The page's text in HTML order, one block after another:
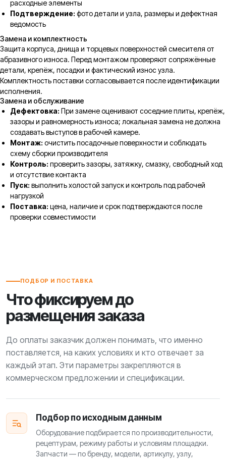
расходные элементы
Подтверждение: фото детали и узла, размеры и дефектная
ведомость
Замена и комплектность
Защита корпуса, днища и торцевых поверхностей смесителя от
абразивного износа. Перед монтажом проверяют сопряжённые
детали, крепёж, посадки и фактический износ узла.
Комплектность поставки согласовывается после идентификации
исполнения.
Замена и обслуживание
Дефектовка: При замене оценивают соседние плиты, крепёж,
зазоры и равномерность износа; локальная замена не должна
создавать выступов в рабочей камере.
Монтаж: очистить посадочные поверхности и соблюдать
схему сборки производителя
Контроль: проверить зазоры, затяжку, смазку, свободный ход
и отсутствие контакта
Пуск: выполнить холостой запуск и контроль под рабочей
нагрузкой
Поставка: цена, наличие и срок подтверждаются после
проверки совместимости
ПОДБОР И ПОСТАВКА
Что фиксируем до
размещения заказа
До оплаты заказчик должен понимать, что именно
поставляется, на каких условиях и кто отвечает за
каждый этап. Эти параметры закрепляются в
коммерческом предложении и спецификации.
Подбор по исходным данным
Оборудование подбирается по производительности,
рецептурам, режиму работы и условиям площадки.
Запчасти — по бренду, модели, артикулу, узлу,